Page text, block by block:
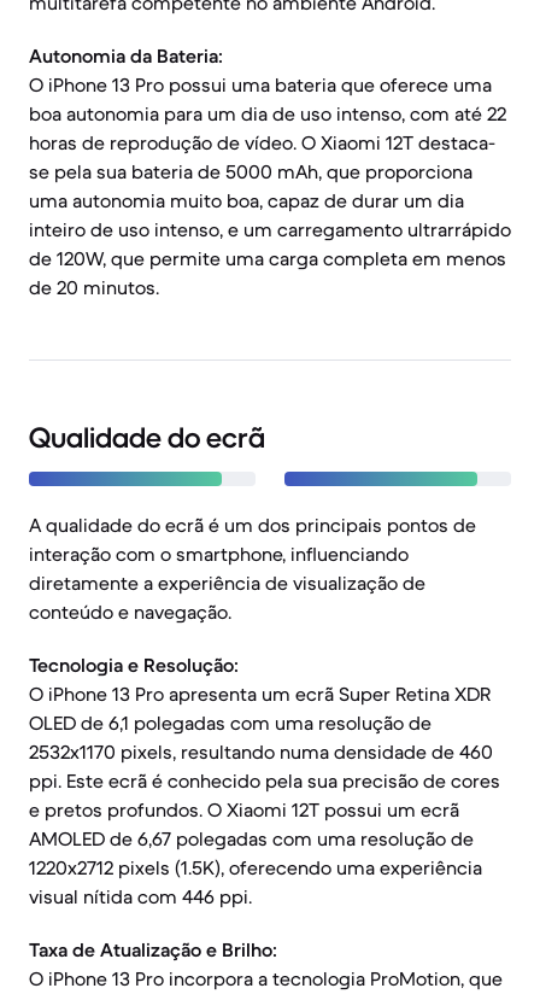
Autonomia da Bateria:
O iPhone 13 Pro possui uma bateria que oferece uma
boa autonomia para um dia de uso intenso, com até 22
horas de reprodução de vídeo. O Xiaomi 12T destaca-
se pela sua bateria de 5000 mAh, que proporciona
uma autonomia muito boa, capaz de durar um dia
inteiro de uso intenso, e um carregamento ultrarrápido
de 120W, que permite uma carga completa em menos
de 20 minutos.
Qualidade do ecrã
A qualidade do ecrã é um dos principais pontos de
interação com o smartphone, influenciando
diretamente a experiência de visualização de
conteúdo e navegação.
Tecnologia e Resolução:
O iPhone 13 Pro apresenta um ecrã Super Retina XDR
OLED de 6,1 polegadas com uma resolução de
2532x1170 pixels, resultando numa densidade de 460
ppi. Este ecrã é conhecido pela sua precisão de cores
e pretos profundos. O Xiaomi 12T possui um ecrã
AMOLED de 6,67 polegadas com uma resolução de
1220x2712 pixels (1.5K), oferecendo uma experiência
visual nítida com 446 ppi.
Taxa de Atualização e Brilho:
O iPhone 13 Pro incorpora a tecnologia ProMotion, que